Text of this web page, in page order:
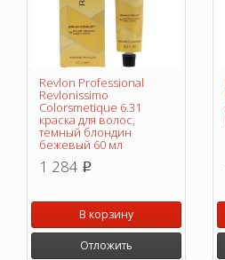
Revlon Professional
Revlonissimo
Colorsmetique 6.31
краска для волос,
темный блондин
бежевый 60 мл
1 284 p
В корзину
Отложить